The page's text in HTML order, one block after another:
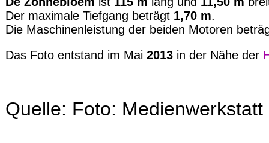
Der maximale Tiefgang beträgt 1,70 m.
Die Maschinenleistung der beiden Motoren
Das Foto entstand im Mai 2013 in der Nähe der
Quelle: Foto: